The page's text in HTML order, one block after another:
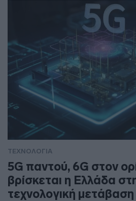
ΤΕΧΝΟΛΟΓΙΑ
5G παντού, 6G στον
βρίσκεται η Ελλάδα
τεχνολογική μετάβαση